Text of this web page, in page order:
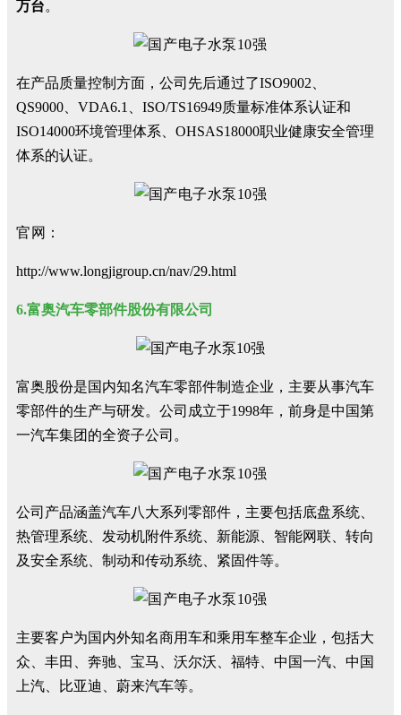
万台。
在产品质量控制方面，公司先后通过了ISO9002、
QS9000、VDA6.1、ISO/TS16949质量标准体系认证和
ISO14000环境管理体系、OHSAS18000职业健康安全管理
体系的认证。
官网：
http://www.longjigroup.cn/nav/29.html
6.富奥汽车零部件股份有限公司
富奥股份是国内知名汽车零部件制造企业，主要从事汽车
零部件的生产与研发。公司成立于1998年，前身是中国第
一汽车集团的全资子公司。
公司产品涵盖汽车八大系列零部件，主要包括底盘系统、
热管理系统、发动机附件系统、新能源、智能网联、转向
及安全系统、制动和传动系统、紧固件等。
主要客户为国内外知名商用车和乘用车整车企业，包括大
众、丰田、奔驰、宝马、沃尔沃、福特、中国一汽、中国
上汽、比亚迪、蔚来汽车等。